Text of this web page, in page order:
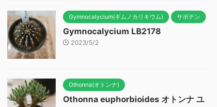
Gymnocalycium(ギムノカリキウム) サボテン
Gymnocalycium LB2178
2023/5/2
Othonna(オトンナ)
Othonna euphorbioides オトンナ ユ